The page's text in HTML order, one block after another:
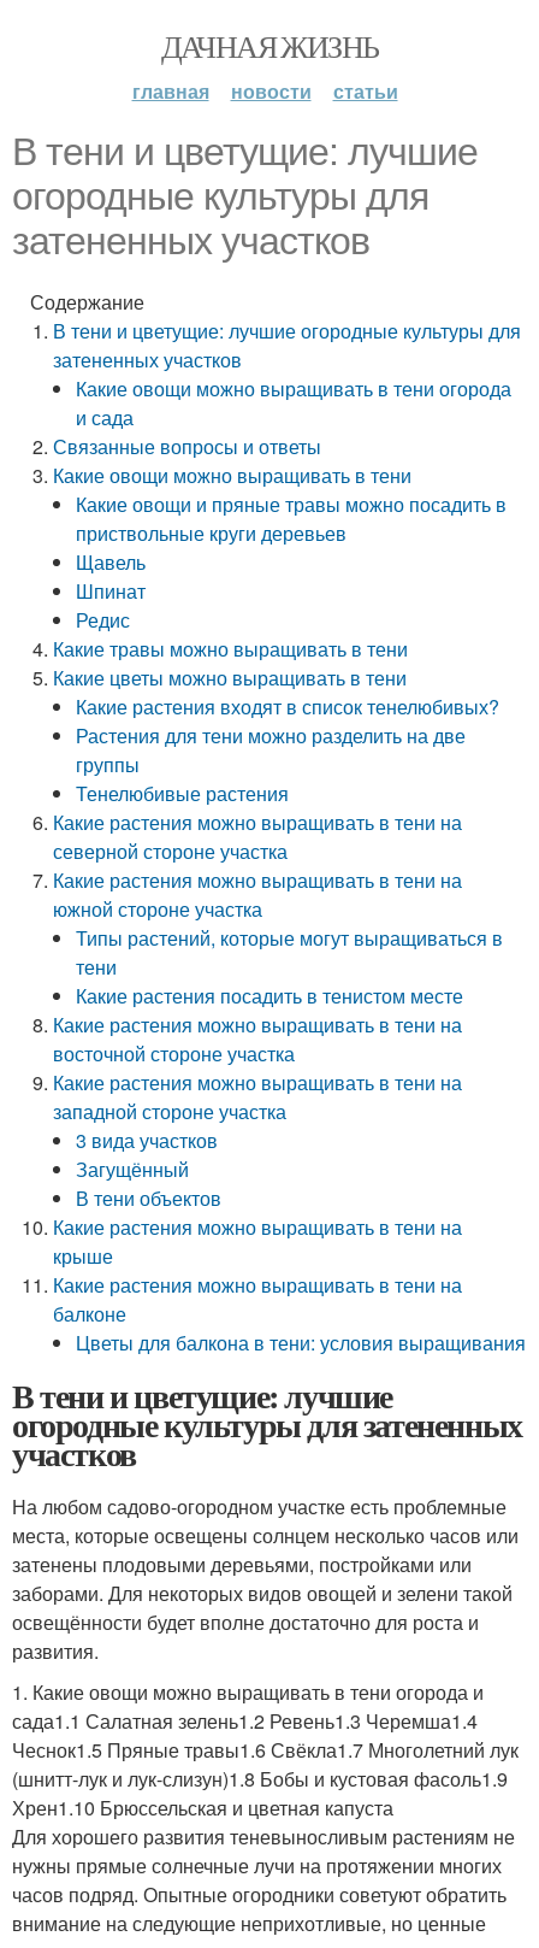
ДАЧНАЯ ЖИЗНЬ
главная новости статьи
В тени и цветущие: лучшие
огородные культуры для
затененных участков
Содержание
В тени и цветущие: лучшие огородные культуры для
затененных участков
Какие овощи можно выращивать в тени огорода
и сада
Связанные вопросы и ответы
Какие овощи можно выращивать в тени
Какие овощи и пряные травы можно посадить в
приствольные круги деревьев
Щавель
Шпинат
Редис
Какие травы можно выращивать в тени
Какие цветы можно выращивать в тени
Какие растения входят в список тенелюбивых?
Растения для тени можно разделить на две
группы
Тенелюбивые растения
Какие растения можно выращивать в тени на
северной стороне участка
Какие растения можно выращивать в тени на
южной стороне участка
Типы растений, которые могут выращиваться в
тени
Какие растения посадить в тенистом месте
Какие растения можно выращивать в тени на
восточной стороне участка
Какие растения можно выращивать в тени на
западной стороне участка
3 вида участков
Загущённый
В тени объектов
Какие растения можно выращивать в тени на
крыше
Какие растения можно выращивать в тени на
балконе
Цветы для балкона в тени: условия выращивания
В тени и цветущие: лучшие
огородные культуры для затененных
участков
На любом садово-огородном участке есть проблемные
места, которые освещены солнцем несколько часов или
затенены плодовыми деревьями, постройками или
заборами. Для некоторых видов овощей и зелени такой
освещённости будет вполне достаточно для роста и
развития.
1. Какие овощи можно выращивать в тени огорода и
сада1.1 Салатная зелень1.2 Ревень1.3 Черемша1.4
Чеснок1.5 Пряные травы1.6 Свёкла1.7 Многолетний лук
(шнитт-лук и лук-слизун)1.8 Бобы и кустовая фасоль1.9
Хрен1.10 Брюссельская и цветная капуста
Для хорошего развития теневыносливым растениям не
нужны прямые солнечные лучи на протяжении многих
часов подряд. Опытные огородники советуют обратить
внимание на следующие неприхотливые, но ценные